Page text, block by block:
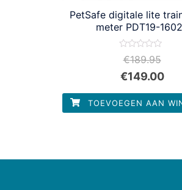
PetSafe digitale lite
meter PDT19-
Waardering
0
uit
5
€189.95
€149.00
TOEVOEGEN AAN